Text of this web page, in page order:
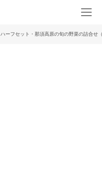
ハーフセット・那須高原の旬の野菜の詰合せ